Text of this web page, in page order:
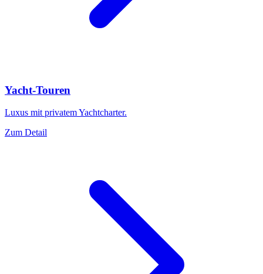
Yacht-Touren
Luxus mit privatem Yachtcharter.
Zum Detail